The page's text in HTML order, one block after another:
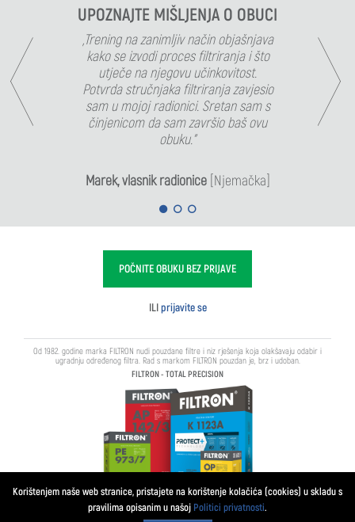
UPOZNAJTE MIŠLJENJA O OBUCI
„Trening na zanimljiv način objašnjava
kako se izvodi proces filtriranja i što
utječe na njegovu učinkovitost.
Potvrda stručnjaka filtriranja zavjesio
sam u mojoj radionici. Sretan sam s
činjenicom da sam završio baš ovu
obuku.”
Marek, vlasnik radionice[Njemačka]
POČNITE OBUKU BEZ PRIJAVE
ILIprijavite se
Od 1982. godine marka FILTRON nudi pouzdane filtre i niz rješenja koja olakšavaju odabir i
ugradnju određenog filtra. Rad s markom FILTRON pouzdan je, brz i udoban.
FILTRON - TOTAL PRECISION
MANN+HUMMEL FT Poland
Društvo s ograničenom odgovornošću kom. dr.
Korištenjem naše web stranice, pristajete na korištenje kolačića (cookies) u skladu s
pravilima opisanim u našoj Politici privatnosti.